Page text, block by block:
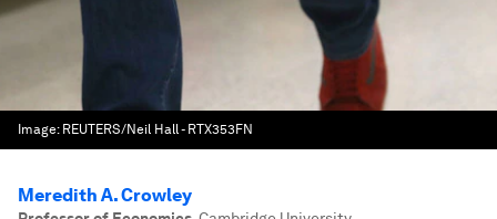
Image: REUTERS/Neil Hall - RTX353FN
Meredith A. Crowley